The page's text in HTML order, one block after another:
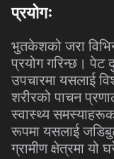
प्रयोगः
भुतकेशकोजरा
प्रयोगगरिन्छ। पेट
उपचारमायसलाई
शरीरकोपाचन
स्वास्थ्य
रूपमायसलाई
ग्रामीणक्षेत्रमायो